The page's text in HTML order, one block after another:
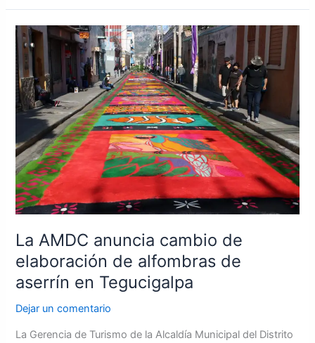
La AMDC anuncia cambio de
elaboración de alfombras de
aserrín en Tegucigalpa
Dejar un comentario
La Gerencia de Turismo de la Alcaldía Municipal del Distrito
La
AMDC
anuncia
cambio
de
elaboración
alfombras
de
aserrín
en